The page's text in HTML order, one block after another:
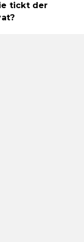
tickt der